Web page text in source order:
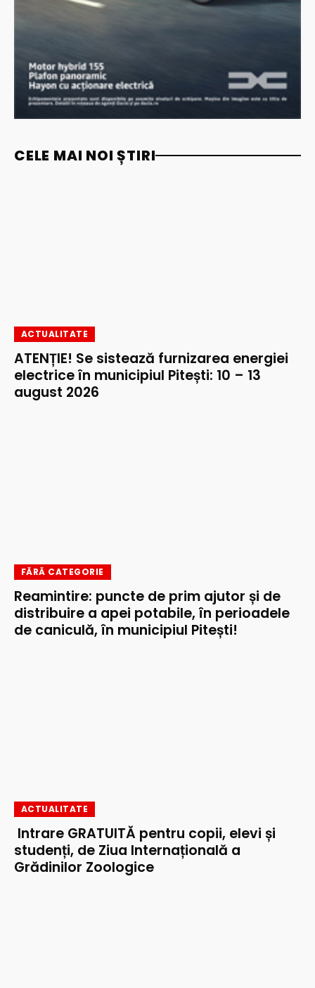
CELE MAI NOI ȘTIRI
ACTUALITATE
ATENȚIE! Se sistează furnizarea energiei
electrice în municipiul Pitești: 10 – 13
august 2026
FĂRĂ CATEGORIE
Reamintire: puncte de prim ajutor și de
distribuire a apei potabile, în perioadele
de caniculă, în municipiul Pitești!
ACTUALITATE
Intrare GRATUITĂ pentru copii, elevi și
studenți, de Ziua Internațională a
Grădinilor Zoologice